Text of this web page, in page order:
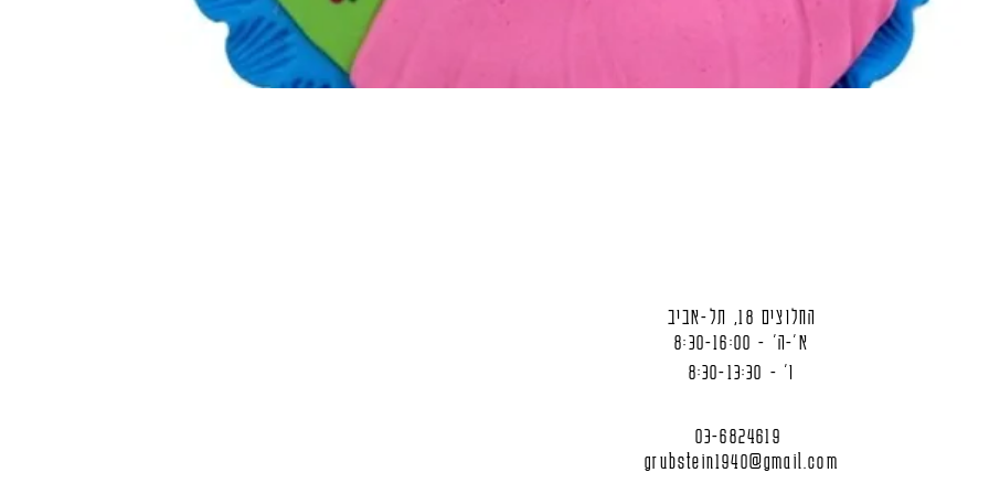
החלוצים 18, תל-אביב
א'-ה' - 8:30-16:00
ו' - 8:30-13:30
03-6824619
grubstein1940@gmail.com